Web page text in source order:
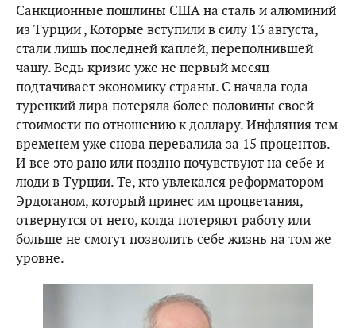
Санкционные пошлины США на сталь и алюминий
из Турции , Которые вступили в силу 13 августа,
стали лишь последней каплей, переполнившей
чашу. Ведь кризис уже не первый месяц
подтачивает экономику страны. С начала года
турецкий лира потеряла более половины своей
стоимости по отношению к доллару. Инфляция тем
временем уже снова перевалила за 15 процентов.
И все это рано или поздно почувствуют на себе и
люди в Турции. Те, кто увлекался реформатором
Эрдоганом, который принес им процветания,
отвернутся от него, когда потеряют работу или
больше не смогут позволить себе жизнь на том же
уровне.